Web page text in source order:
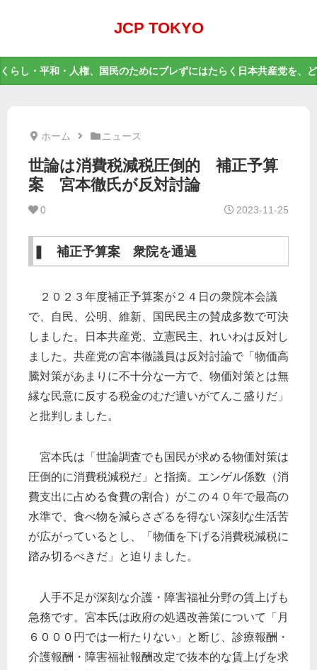
JCP TOKYO
くらし・平和・人権、国民のためにブレずにはたらく日本共産党を、
ホーム ニュース
世論は消費税減税圧倒的 補正予算
案 宮本徹氏が反対討論
0 2023-11-25
❚ 補正予算案 衆院を通過
２０２３年度補正予算案が２４日の衆院本会議
で、自民、公明、維新、国民民主の賛成多数で可決
しました。日本共産党、立憲民主、れいわは反対し
ました。共産党の宮本徹議員は反対討論で「物価高
騰対策があまりに不十分な一方で、物価対策とは無
縁な民意に反する税金のむだ遣いがてんこ盛りだ」
と批判しました。
宮本氏は「世論調査でも国民が求める物価対策は
圧倒的に消費税減税だ」と指摘。エンゲル係数（消
費支出に占める食費の割合）がこの４０年で最高の
水準で、食べ物を減らさざるを得ない深刻な生活苦
が広がっているとし、「物価を下げる消費税減税に
踏み切るべきだ」と迫りました。
人手不足が深刻な介護・障害福祉分野の賃上げも
急務です。宮本氏は政府の処遇改善策について「月
６０００円では一桁たりない」と断じ、診療報酬・
介護報酬・障害福祉報酬改定で抜本的な賃上げを求